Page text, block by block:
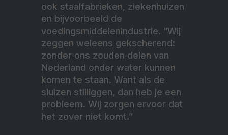
ook staalfabrieken, ziekenhuizen
en bijvoorbeeld de
voedingsmiddelenindustrie. “Wij
zeggen weleens gekscherend:
zonder ons zouden delen van
Nederland onder water kunnen
komen te staan. Want als de
sluizen stilliggen, dan heb je een
probleem. Wij zorgen ervoor dat
het zover niet komt.”